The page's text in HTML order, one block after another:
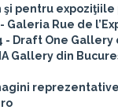
pentru
Galeria Rue de
- Draft One
Gallery din